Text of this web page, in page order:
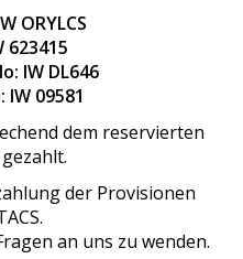
ORYLCS
623415
IW DL646
09581
dem reservierten
der Provisionen
an uns zu wenden.